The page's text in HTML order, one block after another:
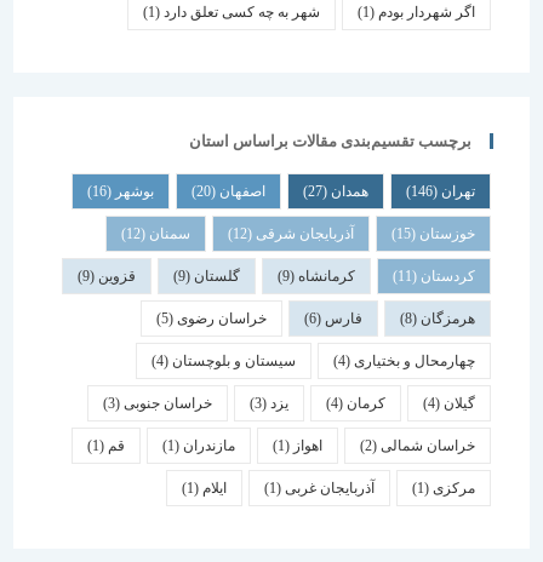
اگر شهردار بودم (1) شهر به چه کسی تعلق دارد(1)
برچسب تقسیم‌بندی مقالات براساس استان
همدان اصفهان (20) بوشهر
خوزستان(15) آذربایجان شرقی(12) سمنان (12)
کردستان(11) کرمانشاه(9) گلستان (9) قزوین
هرمزگان(8) فارس خراسان رضوی(5)
چهارمحال و بختیاری (4) سیستان و بلوچستان(4)
کرمان یزد خراسان جنوبی(3)
خراسان شمالی(2) اهواز مازندران(1) قم
(1) آذربایجان غربی(1) ایلام